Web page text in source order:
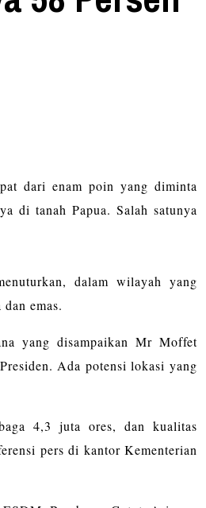
dari enam poin yang diminta
di tanah Papua. Salah satunya
dalam wilayah yang
emas.
yang disampaikan Mr Moffet
Ada potensi lokasi yang
4,3 juta ores, dan kualitas
pers di kantor Kementerian